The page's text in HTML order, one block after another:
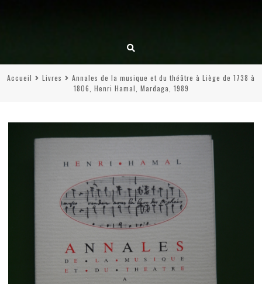
Accueil Livres
Annales de la musique et du théâtre à Liège de 1738 à
1806, Henri Hamal, Mardaga, 1989